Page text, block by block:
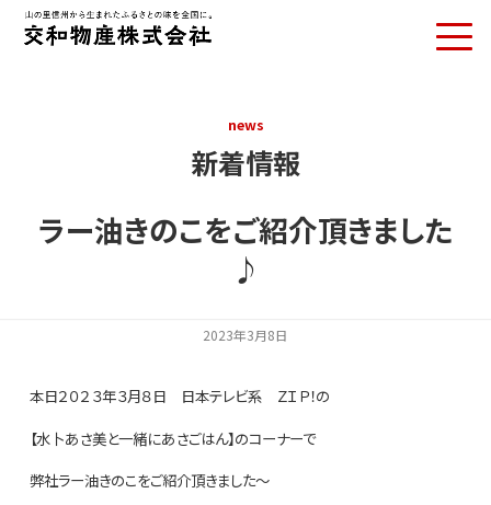
news
新着情報
ラー油きのこをご紹介頂きました
♪
2023年3月8日
本日２０２３年３月８日 日本テレビ系 ＺＩＰ！の
【水卜あさ美と一緒にあさごはん】のコーナーで
弊社ラー油きのこをご紹介頂きました～
お問い合わせ